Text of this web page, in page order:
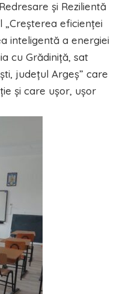
și Rezilientă
eficienței
inteligentă a energiei
cu Grădiniță, sat
județul Argeș” care
și care ușor, ușor